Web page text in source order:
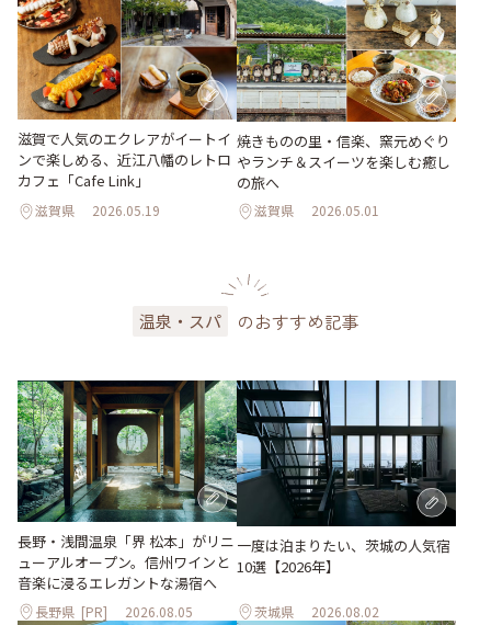
滋賀で人気のエクレアがイートイ
ンで楽しめる、近江八幡のレトロ
カフェ「Cafe Link」
滋賀県 2026.05.19
焼きものの里・信楽、窯元めぐり
やランチ＆スイーツを楽しむ癒し
の旅へ
滋賀県 2026.05.01
温泉・スパ のおすすめ記事
長野・浅間温泉「界 松本」がリニ
ューアルオープン。信州ワインと
音楽に浸るエレガントな湯宿へ
長野県 [PR] 2026.08.05
一度は泊まりたい、茨城の人気宿
10選【2026年】
茨城県 2026.08.02